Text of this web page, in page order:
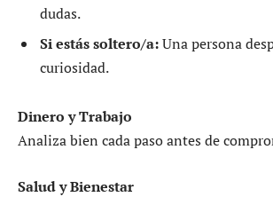
dudas.
Si estás soltero/a:Una persona
curiosidad.
Dinero y Trabajo
Analiza bien cada paso antes de
Salud y Bienestar